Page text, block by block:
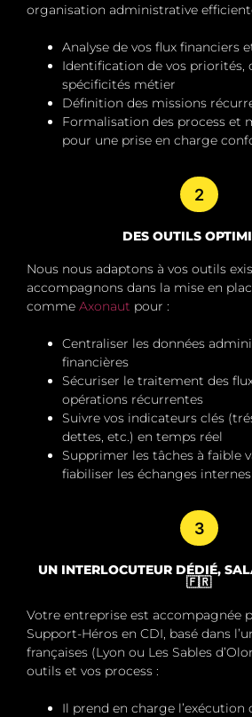
organisation administrative
Analyse de vos flux financiers
Identification de vos priorités,
spécificités métier
Définition des missions
Formalisation des process et
pour une prise en charge
2
DES OUTILS
Nous nous adaptons à vos outils
accompagnons dans la mise en
comme Axonaut pour :
Centraliser les données
financières
Sécuriser le traitement des
opérations récurrentes
Suivre vos indicateurs clés
dettes, etc.) en temps réel
Supprimer les tâches à faible
fiabiliser les échanges internes
3
UN INTERLOCUTEUR DÉDIÉ,
🇫🇷
Votre entreprise est accompagnée
Support-Héros en CDI, basé dans
françaises (Lyon ou Les Sables
outils et vos process :
Il prend en charge l’exécution